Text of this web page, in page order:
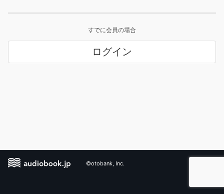
すでに会員の場合
ログイン
©otobank, Inc.